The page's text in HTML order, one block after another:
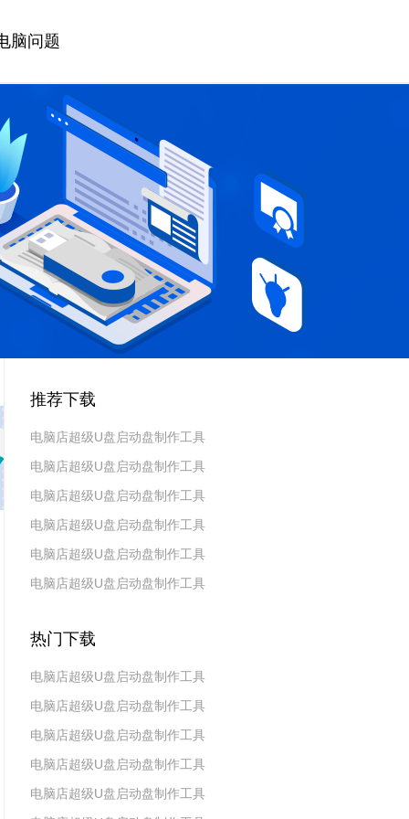
脑问题
推荐下载
电脑店超级U盘启动盘制作工具
v7.5_2606
电脑店超级U盘启动盘制作工具
v7.5_2604
电脑店超级U盘启动盘制作工具
v7.5_2602
电脑店超级U盘启动盘制作工具
v7.5_2511
电脑店超级U盘启动盘制作工具
v7.5_2509
电脑店超级U盘启动盘制作工具
热门下载
电脑店超级U盘启动盘制作工具
v7.5_2606
电脑店超级U盘启动盘制作工具
v7.5_2604
电脑店超级U盘启动盘制作工具
v7.5_2602
电脑店超级U盘启动盘制作工具
v7.5 2019(天蓬元帅版)
电脑店超级U盘启动盘制作工具